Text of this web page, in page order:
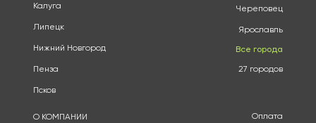
Калуга
Липецк
Нижний Новгород
Пенза
Псков
Череповец
Ярославль
Все города
27 городов
О КОМПАНИИ Оплата